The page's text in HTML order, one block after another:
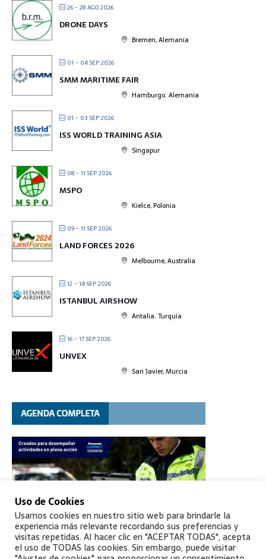
26 - 28 AGO 2026
DRONE DAYS
Bremen, Alemania
01 - 04 SEP 2026
SMM MARITIME FAIR
Hamburgo. Alemania
01 - 03 SEP 2026
ISS WORLD TRAINING ASIA
Singapur
08 - 11 SEP 2026
MSPO
Kielce, Polonia
09 - 11 SEP 2026
LAND FORCES 2026
Melbourne, Australia
12 - 14 SEP 2026
ISTANBUL AIRSHOW
Antalia. Turquía
16 - 17 SEP 2026
UNVEX
San Javier, Murcia
Uso de Cookies
Usamos cookies en nuestro sitio web para brindarle la
experiencia más relevante recordando sus preferencias y
visitas repetidas. Al hacer clic en "ACEPTAR TODAS", acepta
el uso de TODAS las cookies. Sin embargo, puede visitar